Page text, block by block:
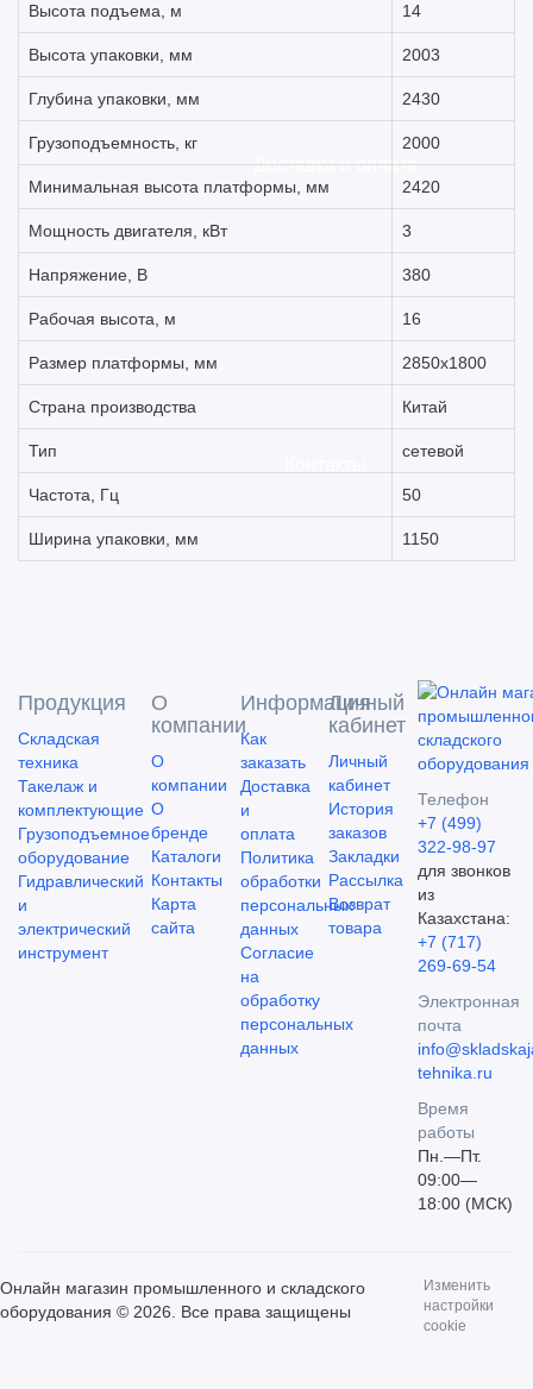
Доставка и оплата
Высота подъема, м 14
Высота упаковки, мм 2003
Глубина упаковки, мм 2430
Грузоподъемность, кг 2000
Минимальная высота платформы, мм 2420
Мощность двигателя, кВт 3
Напряжение, В 380
Рабочая высота, м 16
Размер платформы, мм 2850х1800
Страна производства Китай
Тип сетевой
Частота, Гц 50
Ширина упаковки, мм 1150
Продукция
Складская
техника
Такелаж и
комплектующие
Грузоподъемное
оборудование
Гидравлический
и
электрический
инструмент
О
компании
О
компании
О
бренде
Каталоги
Контакты
Карта
сайта
Информация
Как
заказать
Доставка
и
оплата
Политика
обработки
персональных
данных
Согласие
на
обработку
персональных
данных
Личный
кабинет
Личный
кабинет
История
заказов
Закладки
Рассылка
Возврат
товара
Телефон
+7 (499)
322-98-97
для звонков
из
Казахстана:
+7 (717)
269-69-54
Электронная
почта
tehnika.ru
Время
работы
Пн.—Пт.
09:00—
18:00 (МСК)
Онлайн магазин промышленного и складского
оборудования © 2026. Все права защищены
Изменить
настройки
cookie